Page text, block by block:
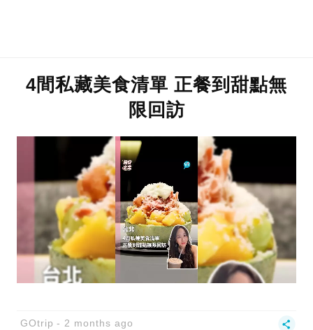
4間私藏美食清單 正餐到甜點無
限回訪
GOtrip 2 months ago